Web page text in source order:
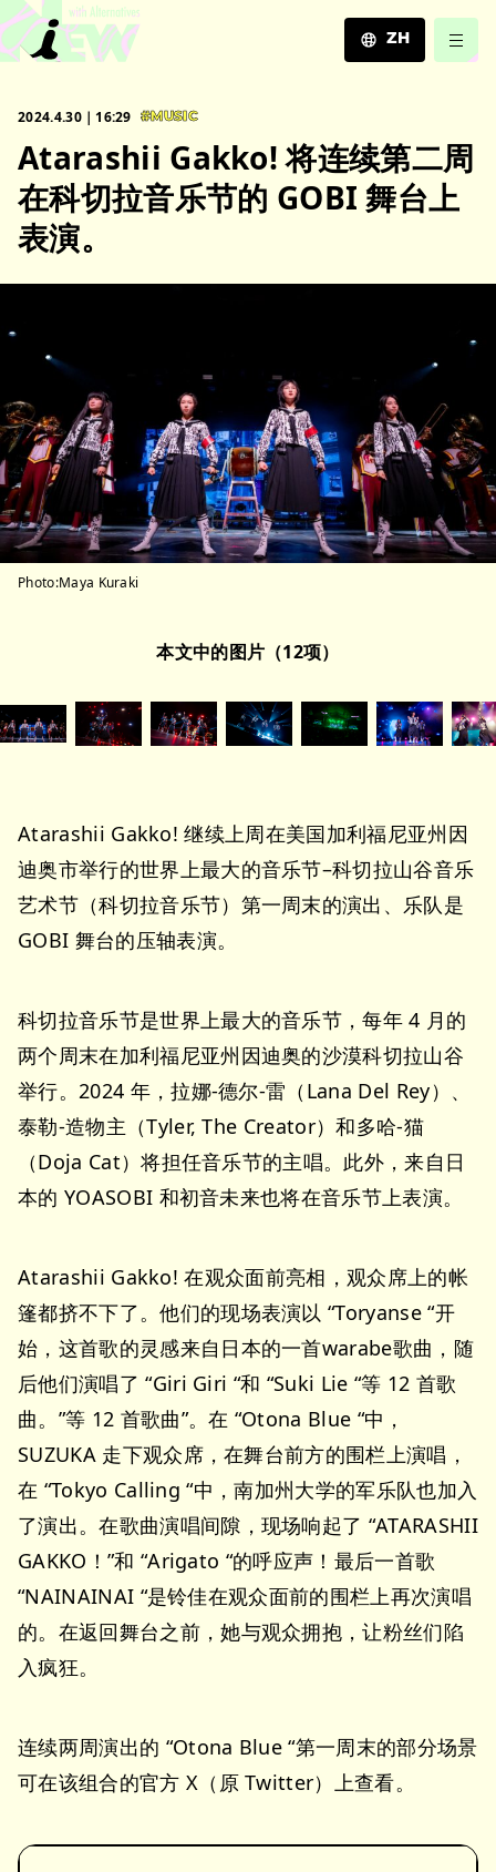
ZH
ZH
2024.4.30｜16:29 #MUSIC
Atarashii Gakko! 将连续第二周
在科切拉音乐节的 GOBI 舞台上
表演。
Photo:Maya Kuraki
本文中的图片（12项）
Atarashii Gakko! 继续上周在美国加利福尼亚州因
迪奥市举行的世界上最大的音乐节–科切拉山谷音乐
艺术节（科切拉音乐节）第一周末的演出、乐队是
GOBI 舞台的压轴表演。
科切拉音乐节是世界上最大的音乐节，每年 4 月的
两个周末在加利福尼亚州因迪奥的沙漠科切拉山谷
举行。2024 年，拉娜-德尔-雷（Lana Del Rey）、
泰勒-造物主（Tyler, The Creator）和多哈-猫
（Doja Cat）将担任音乐节的主唱。此外，来自日
本的 YOASOBI 和初音未来也将在音乐节上表演。
Atarashii Gakko! 在观众面前亮相，观众席上的帐
篷都挤不下了。他们的现场表演以 “Toryanse “开
始，这首歌的灵感来自日本的一首warabe歌曲，随
后他们演唱了 “Giri Giri “和 “Suki Lie “等 12 首歌
曲。”等 12 首歌曲”。在 “Otona Blue “中，
SUZUKA 走下观众席，在舞台前方的围栏上演唱，
在 “Tokyo Calling “中，南加州大学的军乐队也加入
了演出。在歌曲演唱间隙，现场响起了 “ATARASHII
GAKKO！”和 “Arigato “的呼应声！最后一首歌
“NAINAINAI “是铃佳在观众面前的围栏上再次演唱
的。在返回舞台之前，她与观众拥抱，让粉丝们陷
入疯狂。
连续两周演出的 “Otona Blue “第一周末的部分场景
可在该组合的官方 X（原 Twitter）上查看。